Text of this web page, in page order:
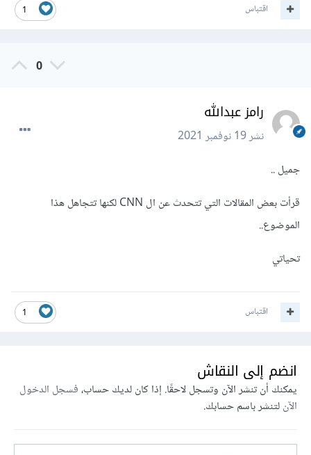
1 اقتباس
0
رامز عبدالله
نشر19 نوفمبر 2021
جميل ..
قرأت بعض المقالات التي تتحدث عن ال CNN لكنها تتجاهل هذا
الموضوع..
تحياتي
1 اقتباس
انضم إلى النقاش
يمكنك أن تنشر الآن وتسجل لاحقًا. إذا كان لديك حساب،فسجل الدخول
الآنلتنشر باسم حسابك.